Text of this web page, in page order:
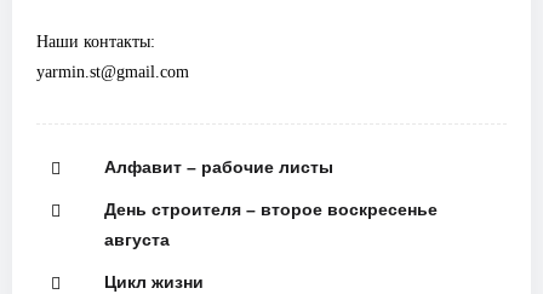
Наши контакты:
yarmin.st@gmail.com
Алфавит – рабочие листы
День строителя – второе воскресенье
августа
Цикл жизни